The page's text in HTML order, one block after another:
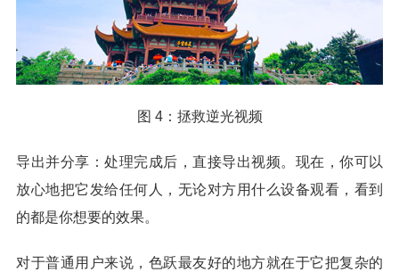
图 4：拯救逆光视频
导出并分享：处理完成后，直接导出视频。现在，你可以
放心地把它发给任何人，无论对方用什么设备观看，看到
的都是你想要的效果。
对于普通用户来说，色跃最友好的地方就在于它把复杂的